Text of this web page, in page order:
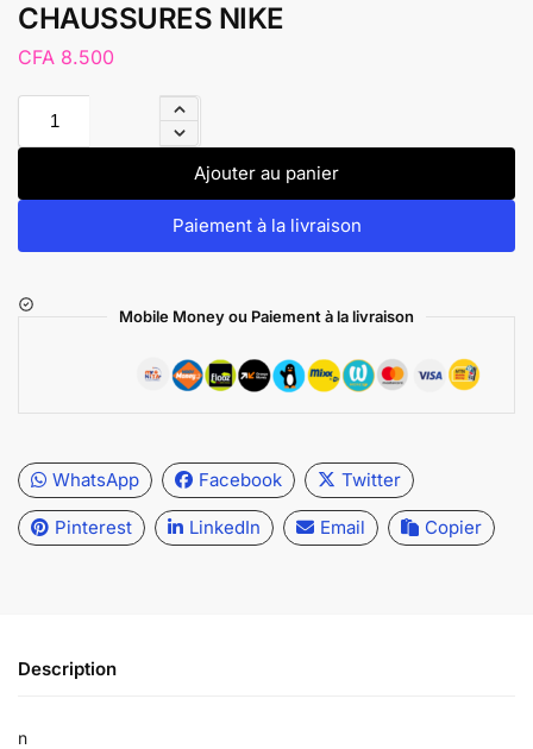
CHAUSSURES NIKE
CFA 8.500
Ajouter au panier
Paiement à la livraison
Mobile Money ou Paiement à la livraison
WhatsApp Facebook Twitter
Pinterest LinkedIn Email Copier
Description
n